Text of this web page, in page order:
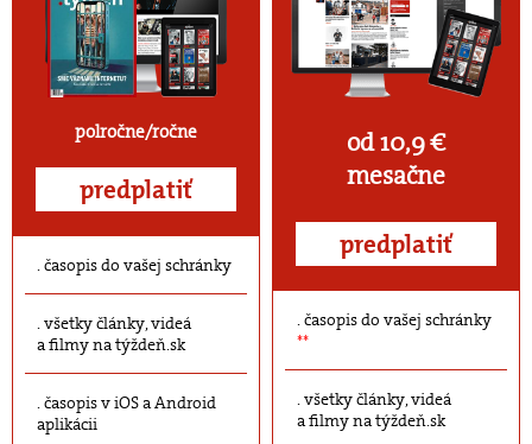
polročne/ročne
predplatiť
časopis do vašej schránky
všetky články, videá
a filmy na týždeň.sk
časopis v iOS a Android
aplikácii
od 10,9 €
mesačne
predplatiť
časopis do vašej schránky
**
všetky články, videá
a filmy na týždeň.sk